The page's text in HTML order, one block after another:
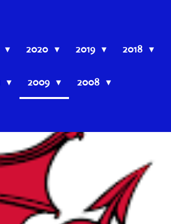
2020 2019 2018
2009 2008